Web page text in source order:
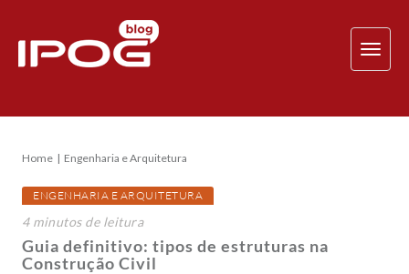
Home Engenharia e Arquitetura
ENGENHARIA E ARQUITETURA
4 minutosde leitura
Guia definitivo: tipos de estruturas na
Construção Civil